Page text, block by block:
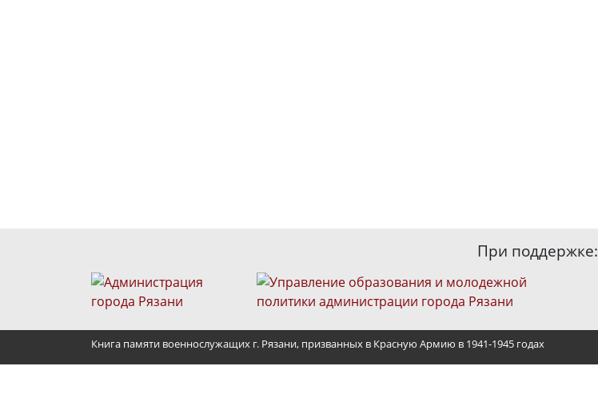
При поддержке:
Книга памяти военнослужащих г. Рязани, призванных в Красную Армию в 1941-1945 годах